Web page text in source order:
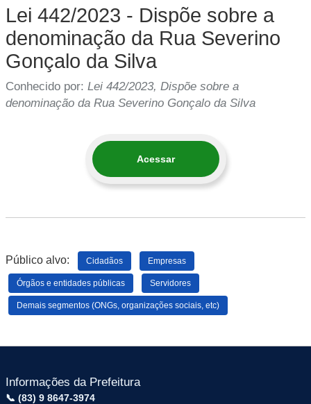
Lei 442/2023 - Dispõe sobre a
denominação da Rua Severino
Gonçalo da Silva
Conhecido por: Lei 442/2023, Dispõe sobre a
denominação da Rua Severino Gonçalo da Silva
Acessar
Público alvo: Cidadãos Empresas
Órgãos e entidades públicas Servidores
Demais segmentos (ONGs, organizações sociais, etc)
Informações da Prefeitura
📞 (83) 9 8647-3974